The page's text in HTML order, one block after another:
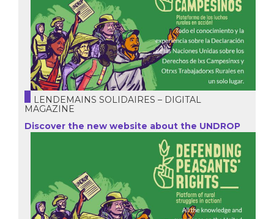
LENDEMAINS SOLIDAIRES – DIGITAL
MAGAZINE
Discover the new website about the UNDROP